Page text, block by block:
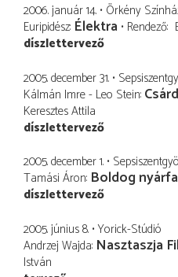
2006. január 14. Örkény
Euripidész Élektra Rendező
díszlettervező
2005. december 31.
Kálmán Imre - Leo Stein
Keresztes Attila
díszlettervező
2005. december 1.
Tamási Áron Boldog
díszlettervező
2005. június 8. Yorick-Stúdió
Andrzej Wajda Nasztaszja
István